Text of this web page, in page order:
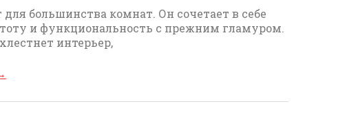
большинства комнат. Он сочетает в себе
и функциональность с прежним гламуром.
интерьер,